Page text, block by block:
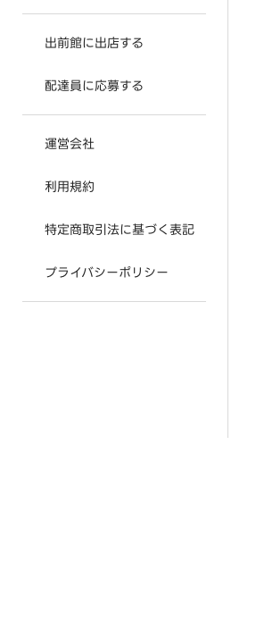
出前館に出店する
配達員に応募する
運営会社
利用規約
特定商取引法に基づく表記
プライバシーポリシー